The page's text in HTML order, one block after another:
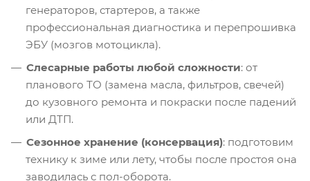
генераторов, стартеров, а также
профессиональная диагностика и перепрошивка
ЭБУ (мозгов мотоцикла).
Слесарные работы любой сложности: от
планового ТО (замена масла, фильтров, свечей)
до кузовного ремонта и покраски после падений
или ДТП.
Сезонное хранение (консервация): подготовим
технику к зиме или лету, чтобы после простоя она
заводилась с пол-оборота.